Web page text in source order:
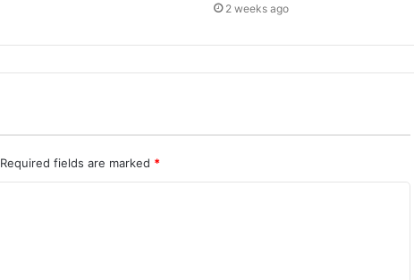
2 weeks ago
Required fields are marked *